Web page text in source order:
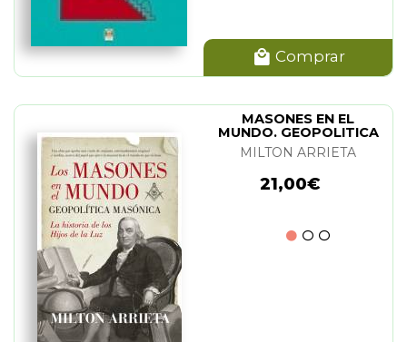
Comprar
MASONES EN EL
MUNDO. GEOPOLITICA
MASONICA. LOS
MILTON ARRIETA
21,00€